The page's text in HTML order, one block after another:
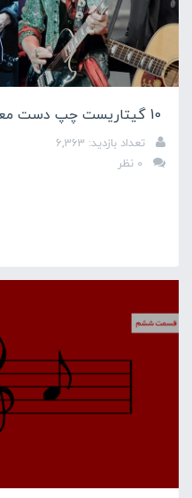
10 گیتاریست چپ دست معروف
تعداد بازدید: 6,363